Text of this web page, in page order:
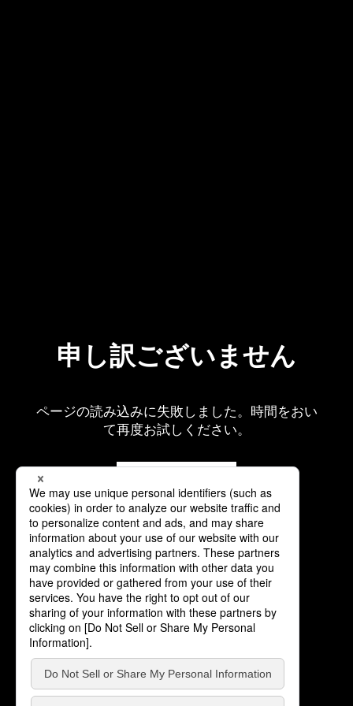
申し訳ございません
ページの読み込みに失敗しました。時間をおい
て再度お試しください。